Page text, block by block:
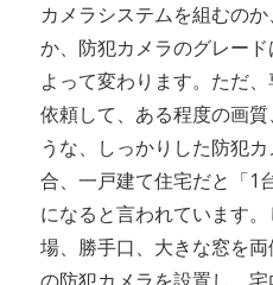
カメラシステムを組むの
か、防犯カメラのグレー
よって変わります。ただ
依頼して、ある程度の画
うな、しっかりした防犯
合、一戸建て住宅だと「1
になると言われています
場、勝手口、大きな窓を